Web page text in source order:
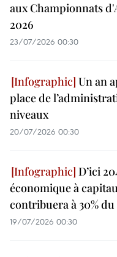
aux Championnats
2026
23/07/2026 00:30
Un an
place de
niveaux
20/07/2026 00:30
D’ici
économique à
contribuera à 30%
19/07/2026 00:30